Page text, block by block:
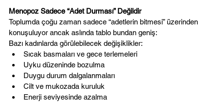
Menopoz Sadece “Adet Durması” Değildir
Toplumda çoğu zaman sadece “adetlerin bitmesi” üzerinden
konuşuluyor ancak aslında tablo bundan geniş:
Bazı kadınlarda görülebilecek değişiklikler:
Sıcak basmaları ve gece terlemeleri
Uyku düzeninde bozulma
Duygu durum dalgalanmaları
Cilt ve mukozada kuruluk
Enerji seviyesinde azalma